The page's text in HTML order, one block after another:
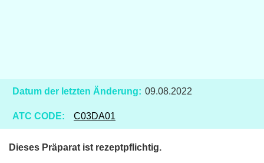
Datum der letzten Änderung: 09.08.2022
ATC CODE: C03DA01
Dieses Präparat ist rezeptpflichtig.